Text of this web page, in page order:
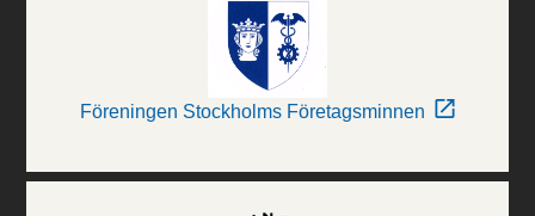
Föreningen Stockholms Företagsminnen